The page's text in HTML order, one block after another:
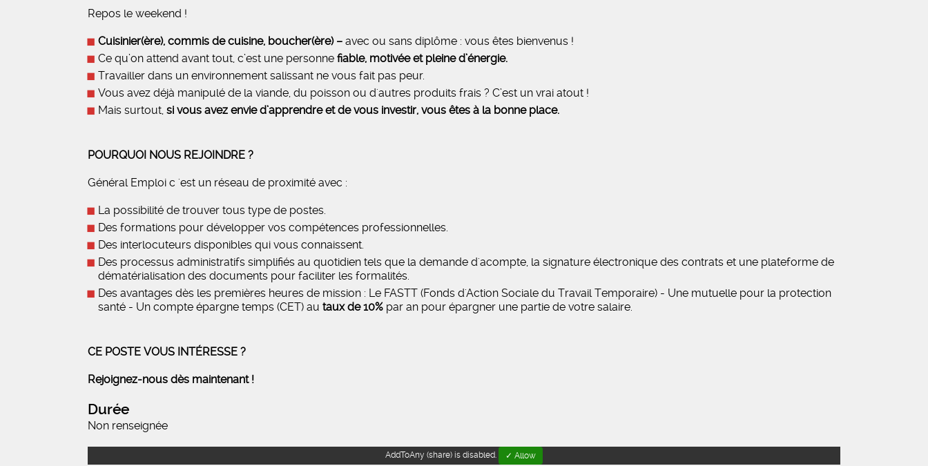
Repos le weekend !
Cuisinier(ère), commis de cuisine, boucher(ère) – avec ou sans diplôme : vous êtes bienvenus !
Ce qu’on attend avant tout, c’est une personne fiable, motivée et pleine d’énergie.
Travailler dans un environnement salissant ne vous fait pas peur.
Vous avez déjà manipulé de la viande, du poisson ou d'autres produits frais ? C’est un vrai atout !
Mais surtout, si vous avez envie d’apprendre et de vous investir, vous êtes à la bonne place.
POURQUOI NOUS REJOINDRE ?
Général Emploi c 'est un réseau de proximité avec :
La possibilité de trouver tous type de postes.
Des formations pour développer vos compétences professionnelles.
Des interlocuteurs disponibles qui vous connaissent.
Des processus administratifs simplifiés au quotidien tels que la demande d'acompte, la signature électronique des contrats et une plateforme de
dématérialisation des documents pour faciliter les formalités.
Des avantages dès les premières heures de mission : Le FASTT (Fonds d'Action Sociale du Travail Temporaire) - Une mutuelle pour la protection
santé - Un compte épargne temps (CET) au taux de 10% par an pour épargner une partie de votre salaire.
CE POSTE VOUS INTÉRESSE ?
Rejoignez-nous dès maintenant !
Durée
Non renseignée
AddToAny (share) is disabled. ✓ Allow